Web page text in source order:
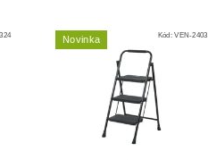
Novinka Kód:VEN-2403